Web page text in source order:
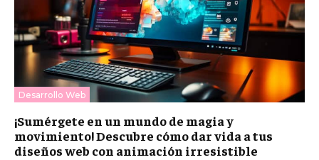
Desarrollo Web
¡Sumérgete en un mundo de magia y
movimiento! Descubre cómo dar vida a tus
diseños web con animación irresistible